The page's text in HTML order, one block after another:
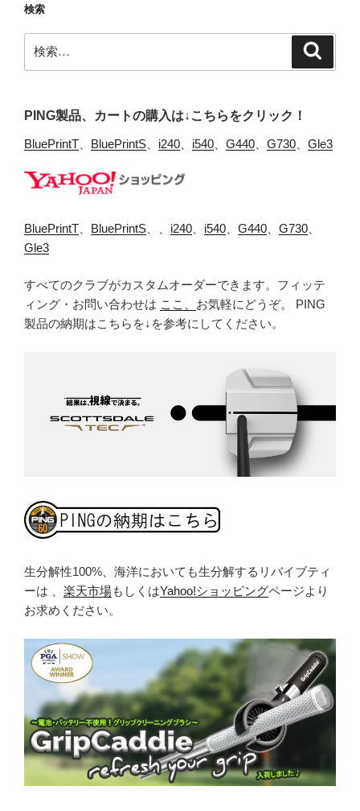
検索
索:
PING製品、カートの購入は↓こちらをクリック！
BluePrintT BluePrintS i240 i540 G440 G730 Gle3
BluePrintT BluePrintS i240 i540 G440 G730
Gle3
すべてのクラブがカスタムオーダーできます。フィッテ
ィング・お問い合わせは ここ、 お気軽にどうぞ。 PING
製品の納期はこちらを↓を参考にしてください。
生分解性100%、海洋においても生分解するリバイブティ
ーは 、 楽天市場もしくはYahoo!ショッピングページより
お求めください。